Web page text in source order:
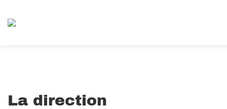
La direction